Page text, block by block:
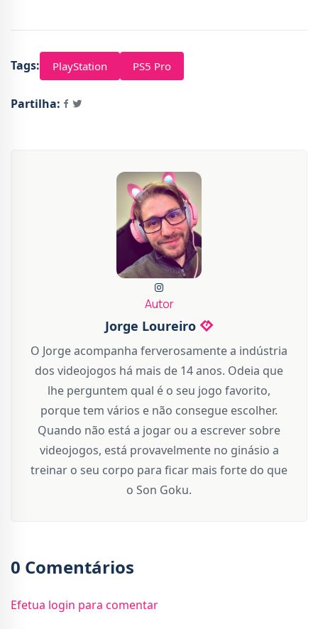
Tags: PlayStation PS5 Pro
Partilha:
Autor
Jorge Loureiro
O Jorge acompanha ferverosamente a indústria
dos videojogos há mais de 14 anos. Odeia que
lhe perguntem qual é o seu jogo favorito,
porque tem vários e não consegue escolher.
Quando não está a jogar ou a escrever sobre
videojogos, está provavelmente no ginásio a
treinar o seu corpo para ficar mais forte do que
o Son Goku.
0 Comentários
Efetua login para comentar